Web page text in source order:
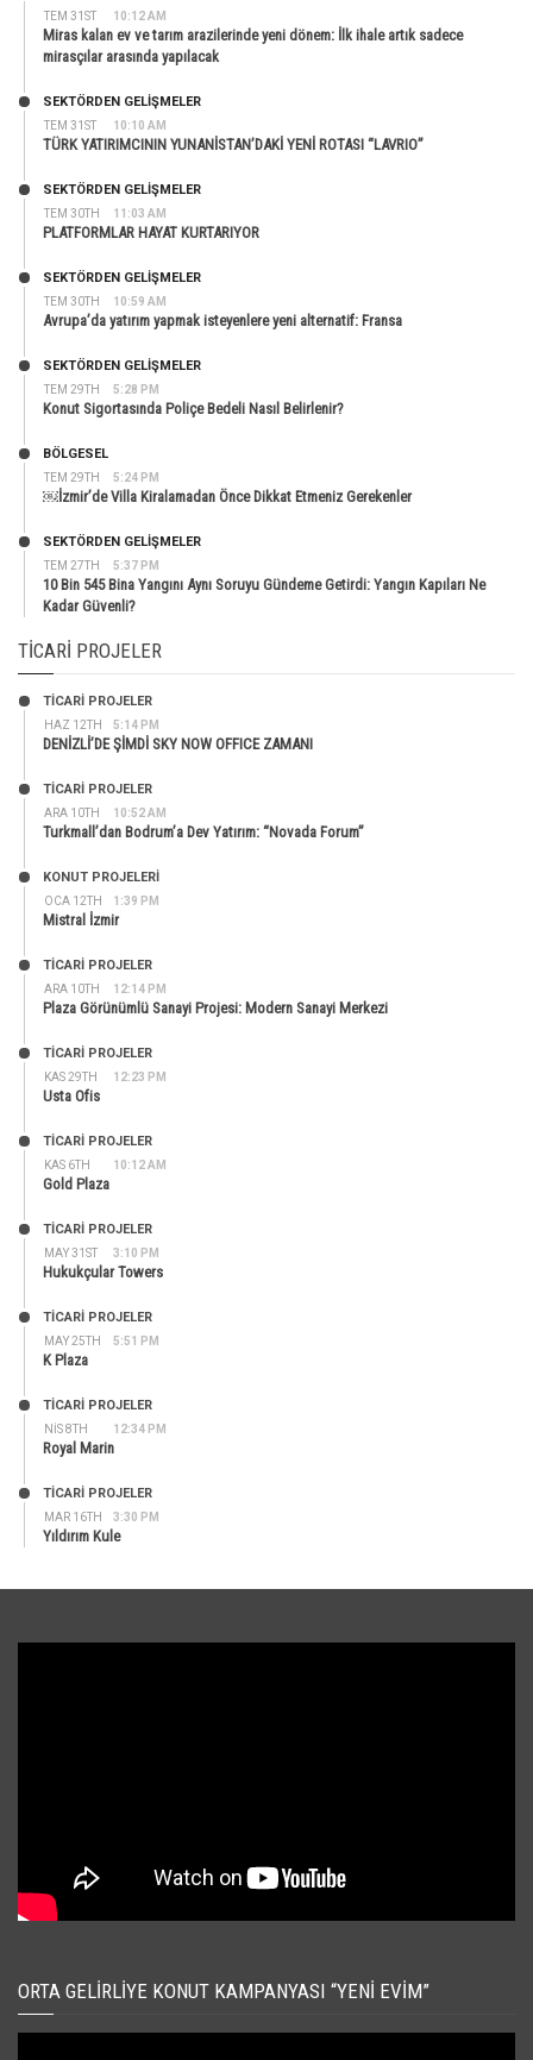
TEM 31ST 10:12 AM
Miras kalan ev ve tarım arazilerinde yeni dönem: İlk ihale artık sadece
mirasçılar arasında yapılacak
TEM 31ST 10:10 AM
SEKTÖRDEN GELIŞMELER
TÜRK YATIRIMCININ YUNANİSTAN’DAKİ YENİ ROTASI “LAVRIO”
TEM 30TH 11:03 AM
SEKTÖRDEN GELIŞMELER
PLATFORMLAR HAYAT KURTARIYOR
TEM 30TH 10:59 AM
SEKTÖRDEN GELIŞMELER
Avrupa’da yatırım yapmak isteyenlere yeni alternatif: Fransa
TEM 29TH 5:28 PM
SEKTÖRDEN GELIŞMELER
Konut Sigortasında Poliçe Bedeli Nasıl Belirlenir?
TEM 29TH 5:24 PM
BÖLGESEL
￼İzmir’de Villa Kiralamadan Önce Dikkat Etmeniz Gerekenler
TEM 27TH 5:37 PM
SEKTÖRDEN GELIŞMELER
10 Bin 545 Bina Yangını Aynı Soruyu Gündeme Getirdi: Yangın Kapıları Ne
Kadar Güvenli?
TICARI PROJELER
HAZ 12TH 5:14 PM
TİCARİ PROJELER
DENİZLİ’DE ŞİMDİ SKY NOW OFFICE ZAMANI
ARA 10TH 10:52 AM
TİCARİ PROJELER
Turkmall’dan Bodrum’a Dev Yatırım: “Novada Forum”
OCA 12TH 1:39 PM
KONUT PROJELERI
Mistral İzmir
ARA 10TH 12:14 PM
TİCARİ PROJELER
Plaza Görünümlü Sanayi Projesi: Modern Sanayi Merkezi
KAS 29TH 12:23 PM
TİCARİ PROJELER
Usta Ofis
KAS 6TH 10:12 AM
TİCARİ PROJELER
Gold Plaza
MAY 31ST 3:10 PM
TİCARİ PROJELER
Hukukçular Towers
MAY 25TH 5:51 PM
TİCARİ PROJELER
K Plaza
NIS 8TH 12:34 PM
TİCARİ PROJELER
Royal Marin
MAR 16TH 3:30 PM
TİCARİ PROJELER
Yıldırım Kule
ORTA GELIRLIYE KONUT KAMPANYASI “YENI EVIM”